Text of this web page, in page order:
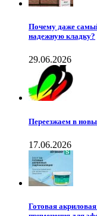
Почему даже
надежную кладку?
29.06.2026
Переезжаем в
17.06.2026
Готовая